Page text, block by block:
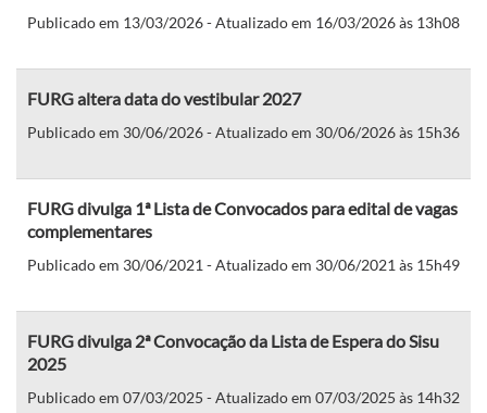
Publicado em 13/03/2026 - Atualizado em 16/03/2026 às 13h08
FURG altera data do vestibular 2027
Publicado em 30/06/2026 - Atualizado em 30/06/2026 às 15h36
FURG divulga 1ª Lista de Convocados para edital de vagas
complementares
Publicado em 30/06/2021 - Atualizado em 30/06/2021 às 15h49
FURG divulga 2ª Convocação da Lista de Espera do Sisu
2025
Publicado em 07/03/2025 - Atualizado em 07/03/2025 às 14h32